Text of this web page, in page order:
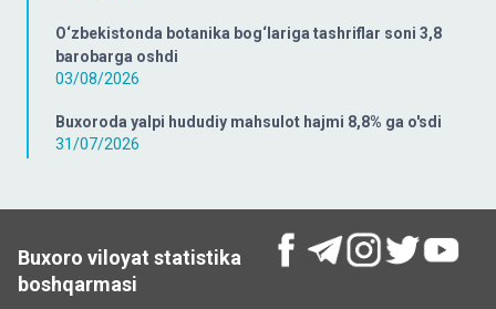
O‘zbekistonda botanika bog‘lariga tashriflar soni 3,8
barobarga oshdi
03/08/2026
Buxoroda yalpi hududiy mahsulot hajmi 8,8% ga o'sdi
31/07/2026
Buxoro viloyat statistika
boshqarmasi